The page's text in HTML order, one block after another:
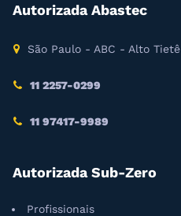
Autorizada Abastec
São Paulo - ABC - Alto Tietê
11 2257-0299
11 97417-9989
Autorizada Sub-Zero
Profissionais